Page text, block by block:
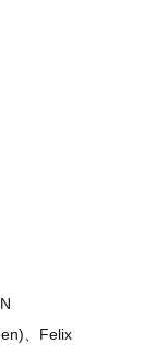
、Felix